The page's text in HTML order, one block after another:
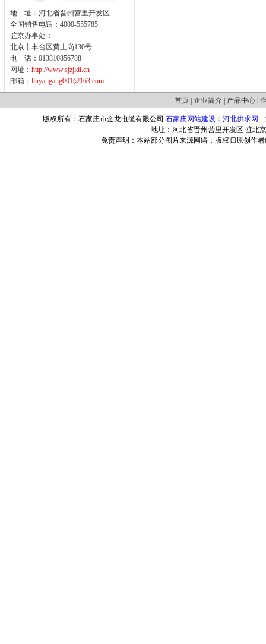
地 址：河北省晋州营里开发区
全国销售电话：4000-555785
驻京办事处：
北京市丰台区黄土岗130号
电 话：013810856788
网址： http://www.sjzjldl.cn
邮箱： liuyangang001@163.com
首页| 企业简介| 产品中心|
版权所有：石家庄市金龙电缆有限公司 石家庄网站建设： 河北供求网
地址：河北省晋州营里开发区 驻北
免责声明：本站部分图片来源网络，版权归原创作